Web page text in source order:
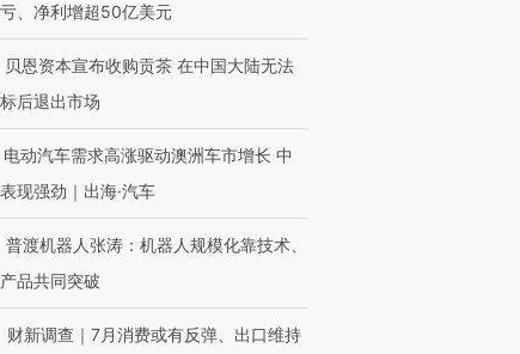
、净利增超50亿美元
贝恩资本宣布收购贡茶 在中国大陆无法
后退出市场
电动汽车需求高涨驱动澳洲车市增长 中
现强劲｜出海·汽车
普渡机器人张涛：机器人规模化靠技术、
品共同突破
财新调查｜7月消费或有反弹、出口维持